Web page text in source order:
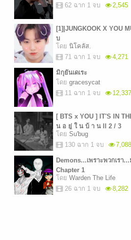
62 ฉาก 1 จบ
2,545
[1]|JUNGKOOK X YOU
บ
โดย นิโคลัส.
71 ฉาก 1 จบ
4,271
มิกุยันเดเระ
โดย gracesycat
11 ฉาก 1 จบ
12,337
[ BTS x YOU ] IT'S IN
น อ ยู่ ใ น บ้ า น ll 2 / 3
โดย Su'bug
130 ฉาก 1 จบ
7,088
Demons...เพราะพวกเรา
Chapter 1
โดย Warden The Life
26 ฉาก 1 จบ
8,282